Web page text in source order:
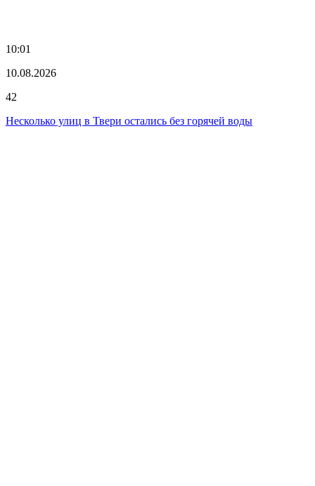
10:01
10.08.2026
42
Несколько улиц в Твери остались без горячей воды